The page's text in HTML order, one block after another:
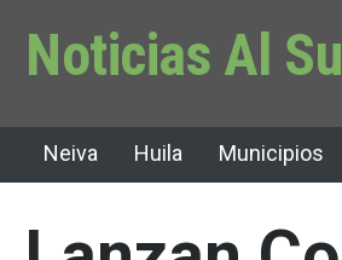
Noticias Al
Neiva Huila Municipios